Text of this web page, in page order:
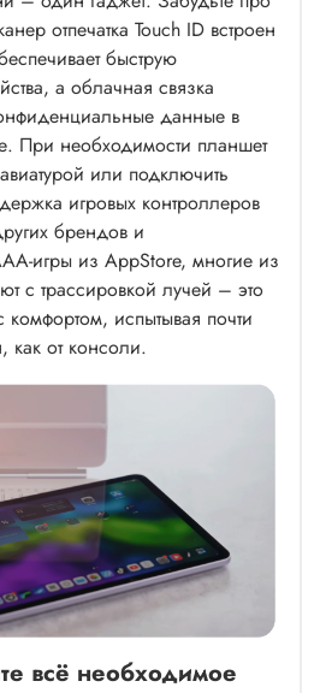
отпечатка Touch ID встроен
быструю
а облачная связка
данные в
При необходимости планшет
или подключить
игровых контроллеров
брендов и
игры из AppStore, многие из
с трассировкой лучей – это
комфортом, испытывая почти
как от консоли.
всё необходимое